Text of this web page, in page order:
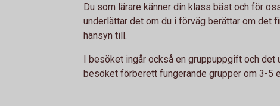
Du som lärare känner din klass bäst och för
underlättar det om du i förväg berättar om det
hänsyn till.
I besöket ingår också en gruppuppgift och det
besöket förberett fungerande grupper om 3-5